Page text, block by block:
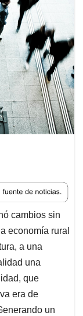
cambios sin
economía rural
a una
una
que
era de
un